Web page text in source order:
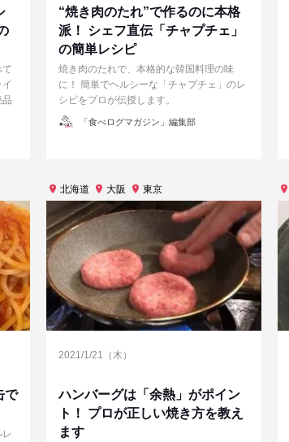
て
“焼き肉のたれ”で作るのに本格
派！ シェフ直伝「チャプチェ」
の簡単レシピ
焼き肉のたれで、本格的な韓国料理の味
に！ 簡単でヘルシーな「チャプチェ」のレ
シピをプロが伝授します。
投「食べログマガジン」編集部
で
レ
北海道 大阪 東京
2021/1/21（木）
ハンバーグは「余熱」がポイン
ト！ プロが正しい焼き方を教え
ます